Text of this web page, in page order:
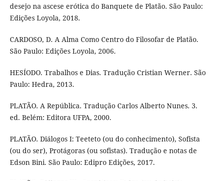
desejo na ascese erótica do Banquete de Platão. São Paulo:
Edições Loyola, 2018.
CARDOSO, D. A Alma Como Centro do Filosofar de Platão.
São Paulo: Edições Loyola, 2006.
HESÍODO. Trabalhos e Dias. Tradução Cristian Werner. São
Paulo: Hedra, 2013.
PLATÃO. A República. Tradução Carlos Alberto Nunes. 3.
ed. Belém: Editora UFPA, 2000.
PLATÃO. Diálogos I: Teeteto (ou do conhecimento), Sofista
(ou do ser), Protágoras (ou sofistas). Tradução e notas de
Edson Bini. São Paulo: Edipro Edições, 2017.